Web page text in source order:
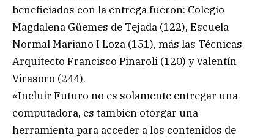
beneficiados con la entrega fueron: Colegio
Magdalena Güemes de Tejada (122), Escuela
Normal Mariano I Loza (151), más las Técnicas
Arquitecto Francisco Pinaroli (120) y Valentín
Virasoro (244).
«Incluir Futuro no es solamente entregar una
computadora, es también otorgar una
herramienta para acceder a los contenidos de